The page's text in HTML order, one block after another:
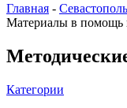
Главная - Севастополь
Материалы в помощь
Категории